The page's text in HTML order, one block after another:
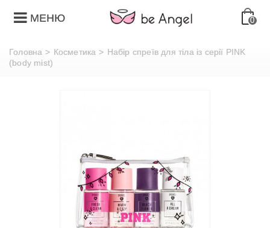
МЕНЮ 0
Головна > Косметика > Набір спреїв для тіла із серії PINK
(body mist)